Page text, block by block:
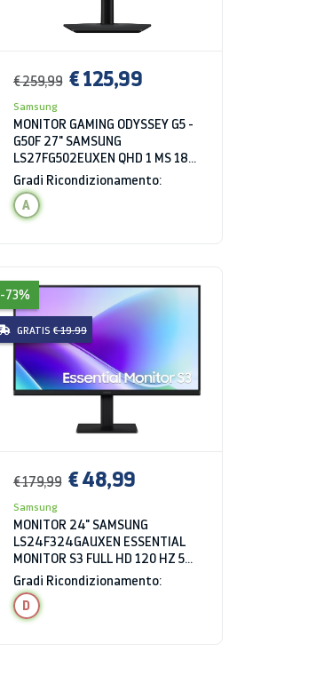
€ 259,99 € 125,99
Samsung
MONITOR GAMING ODYSSEY G5 -
G50F 27" SAMSUNG
LS27FG502EUXEN QHD 1 MS 180
HZ HDR
Gradi Ricondizionamento:
A
-73%
GRATIS € 19.99
€ 179,99 € 48,99
Samsung
MONITOR 24" SAMSUNG
LS24F324GAUXEN ESSENTIAL
MONITOR S3 FULL HD 120 HZ 5
MS HDMI NERO
Gradi Ricondizionamento:
D